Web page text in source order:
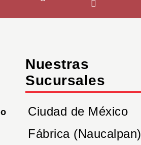
Nuestras
Sucursales
Ciudad de México
Fábrica (Naucalpan)